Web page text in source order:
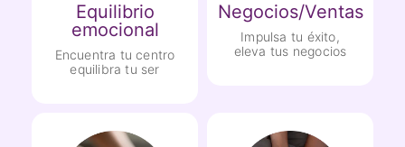
Equilibrio
emocional
Encuentra tu centro
equilibra tu ser
Negocios/Ventas
Impulsa tu éxito,
eleva tus negocios